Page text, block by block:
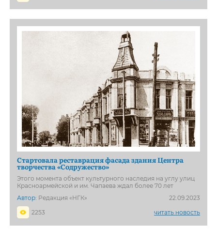
Стартовала реставрация фасада здания Центра
творчества «Содружество»
Этого момента объект культурного наследия на углу улиц
Красноармейской и им. Чапаева ждал более 70 лет
Автор: Редакция «НГК»
22.09.2023
2253
читать новость